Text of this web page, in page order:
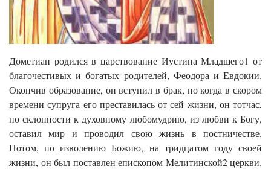
Дометиан родился в царствование Иустина Младшего1 от
благочестивых и богатых родителей, Феодора и Евдокии.
Окончив образование, он вступил в брак, но когда в скором
времени супруга его преставилась от сей жизни, он тотчас,
по склонности к духовному любомудрию, из любви к Богу,
оставил мир и проводил свою жизнь в постничестве.
Потом, по изволению Божию, на тридцатом году своей
жизни, он был поставлен епископом Мелитинской2 церкви.